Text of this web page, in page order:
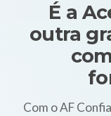
É a
outra
Com o AF